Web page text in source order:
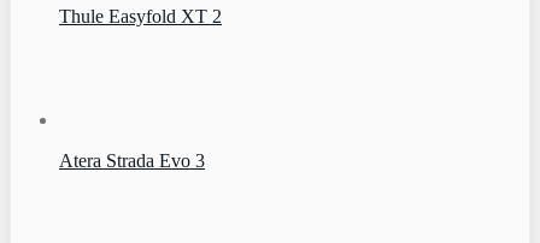
Thule Easyfold XT 2
Atera Strada Evo 3